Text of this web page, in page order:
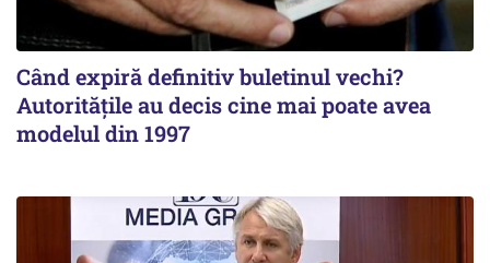
Când expiră definitiv buletinul vechi?
Autoritățile au decis cine mai poate avea
modelul din 1997